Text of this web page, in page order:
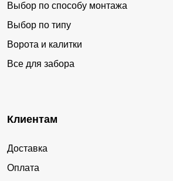
Выбор по способу монтажа
Выбор по типу
Ворота и калитки
Все для забора
Клиентам
Доставка
Оплата